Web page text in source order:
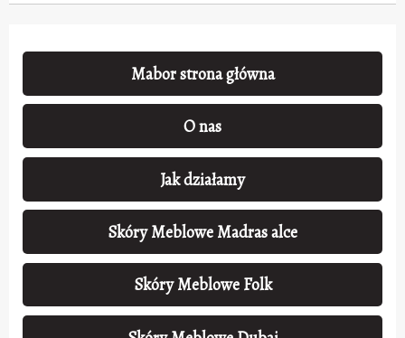
Mabor strona główna
O nas
Jak działamy
Skóry Meblowe Madras alce
Skóry Meblowe Folk